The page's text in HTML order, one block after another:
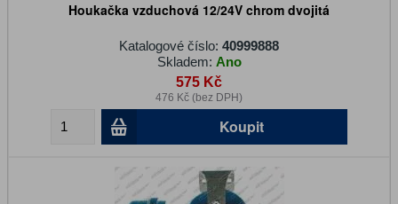
Houkačka vzduchová 12/24V chrom dvojitá
Katalogové číslo: 40999888
Skladem: Ano
575 Kč
476 Kč (bez DPH)
Koupit